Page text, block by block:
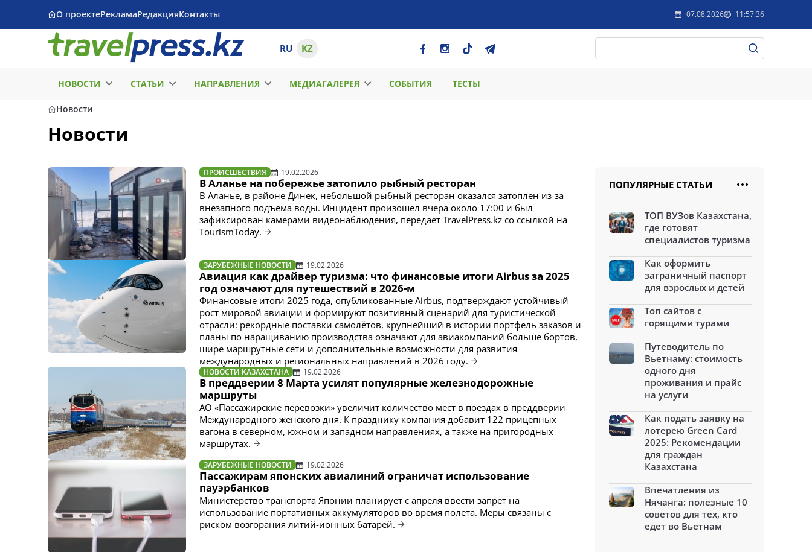
О проектеРекламаРедакцияКонтакты 07.08.2026 11:57:36
RU KZ
НОВОСТИ СТАТЬИ НАПРАВЛЕНИЯ МЕДИАГАЛЕРЕЯ СОБЫТИЯ ТЕСТЫ
Новости
Новости
ПРОИСШЕСТВИЯ 19.02.2026
В Аланье на побережье затопило рыбный ресторан
В Аланье, в районе Динек, небольшой рыбный ресторан оказался затоплен из-за
внезапного подъема воды. Инцидент произошел вчера около 17:00 и был
зафиксирован камерами видеонаблюдения, передает TravelPress.kz со ссылкой на
TourismToday.
ЗАРУБЕЖНЫЕ НОВОСТИ 19.02.2026
Авиация как драйвер туризма: что финансовые итоги Airbus за 2025
год означают для путешествий в 2026-м
Финансовые итоги 2025 года, опубликованные Airbus, подтверждают устойчивый
рост мировой авиации и формируют позитивный сценарий для туристической
отрасли: рекордные поставки самолётов, крупнейший в истории портфель заказов и
планы по наращиванию производства означают для авиакомпаний больше бортов,
шире маршрутные сети и дополнительные возможности для развития
международных и региональных направлений в 2026 году.
НОВОСТИ КАЗАХСТАНА 19.02.2026
В преддверии 8 Марта усилят популярные железнодорожные
маршруты
АО «Пассажирские перевозки» увеличит количество мест в поездах в преддверии
Международного женского дня. К празднику компания добавит 122 прицепных
вагона в северном, южном и западном направлениях, а также на пригородных
маршрутах.
ЗАРУБЕЖНЫЕ НОВОСТИ 19.02.2026
Пассажирам японских авиалиний ограничат использование
пауэрбанков
Министерство транспорта Японии планирует с апреля ввести запрет на
использование портативных аккумуляторов во время полета. Меры связаны с
риском возгорания литий-ионных батарей.
ПОПУЛЯРНЫЕ СТАТЬИ
ТОП ВУЗов Казахстана,
где готовят
специалистов туризма
Как оформить
заграничный паспорт
для взрослых и детей
Топ сайтов с
горящими турами
Путеводитель по
Вьетнаму: стоимость
одного дня
проживания и прайс
на услуги
Как подать заявку на
лотерею Green Card
2025: Рекомендации
для граждан
Казахстана
Впечатления из
Нячанга: полезные 10
советов для тех, кто
едет во Вьетнам